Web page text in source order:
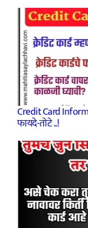
Credit Card
फायदे-तोटे ..!